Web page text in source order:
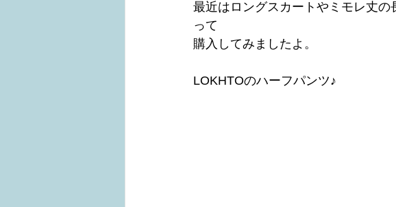
最近はロングスカートやミモレ丈
って
購入してみましたよ。
LOKHTOのハーフパンツ♪